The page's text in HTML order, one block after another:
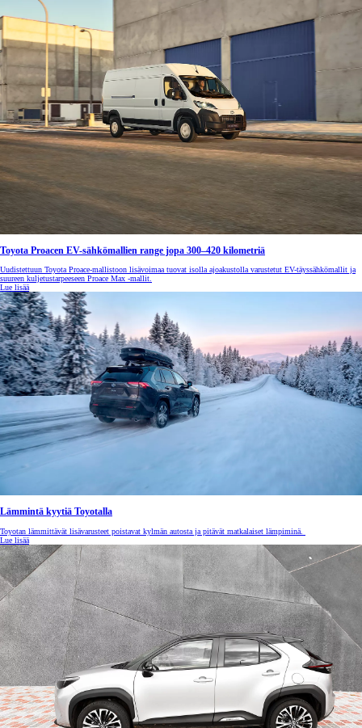
Toyota Proacen EV-sähkömallien range jopa 300–420 kilometriä
Uudistettuun Toyota Proace-mallistoon lisävoimaa tuovat isolla ajoakustolla varustetut EV-täyssähkömallit ja
suureen kuljetustarpeeseen Proace Max -mallit.
Lue lisää
Lämmintä kyytiä Toyotalla
Toyotan lämmittävät lisävarusteet poistavat kylmän autosta ja pitävät matkalaiset lämpiminä.
Lue lisää